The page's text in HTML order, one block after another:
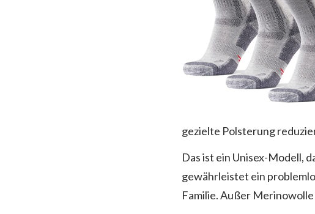
gezielte Polsterung
Das ist ein Unisex-Modell,
gewährleistet ein
Familie. Außer